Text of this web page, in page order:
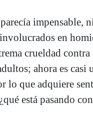
impensable,
en
crueldad
ahora es casi
lo que adquiere
está pasando